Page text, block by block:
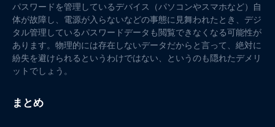
パスワードを管理しているデバイス（パソコンやスマホなど）自
体が故障し、電源が入らないなどの事態に見舞われたとき、デジ
タル管理しているパスワードデータも閲覧できなくなる可能性が
あります。物理的には存在しないデータだからと言って、絶対に
紛失を避けられるというわけではない、というのも隠れたデメリ
ットでしょう。
まとめ